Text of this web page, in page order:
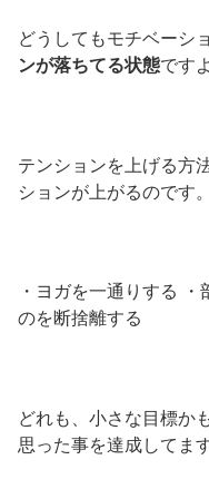
どうしてもモチベーシ
ンが落ちてる状態です
テンションを上げる方
ションが上がるのです。
・ヨガを一通りする
のを断捨離する
どれも、小さな目標か
思った事を達成してま